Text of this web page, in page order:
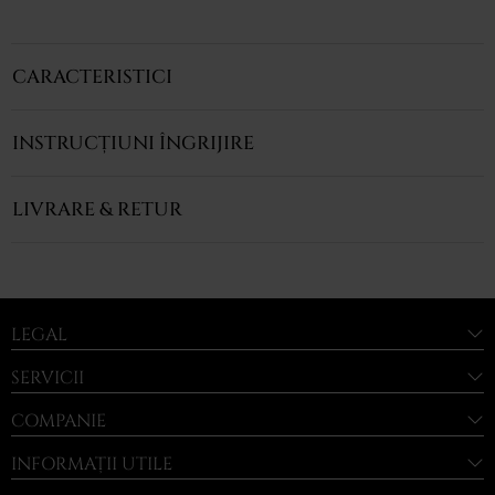
CARACTERISTICI
INSTRUCȚIUNI ÎNGRIJIRE
LIVRARE & RETUR
LEGAL
SERVICII
COMPANIE
INFORMAȚII UTILE